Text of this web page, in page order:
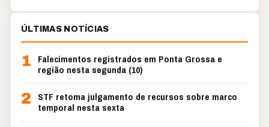
ÚLTIMAS NOTÍCIAS
1
Falecimentos registrados em Ponta Grossa e
região nesta segunda (10)
2
STF retoma julgamento de recursos sobre marco
temporal nesta sexta